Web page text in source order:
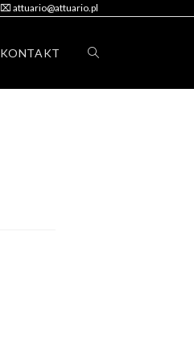
⌧ attuario@attuario.pl
KONTAKT